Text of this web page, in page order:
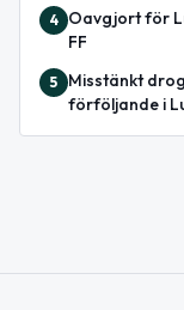
4
Oavgjort för
FF
5
Misstänkt
förföljande i